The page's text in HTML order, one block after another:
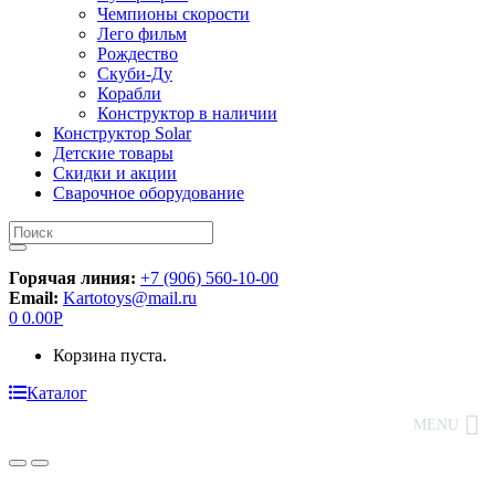
Чемпионы скорости
Лего фильм
Рождество
Скуби-Ду
Корабли
Конструктор в наличии
Конструктор Solar
Детские товары
Скидки и акции
Сварочное оборудование
Искать:
Горячая линия: +7 (906) 560-10-00
Email: Kartotoys@mail.ru
0 0.00Р
Корзина пуста.
Каталог
MENU